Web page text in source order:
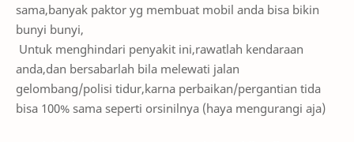
sama,banyak paktor yg membuat mobil anda bisa bikin
bunyi bunyi,
Untuk menghindari penyakit ini,rawatlah kendaraan
anda,dan bersabarlah bila melewati jalan
gelombang/polisi tidur,karna perbaikan/pergantian tida
bisa 100% sama seperti orsinilnya (haya mengurangi aja)